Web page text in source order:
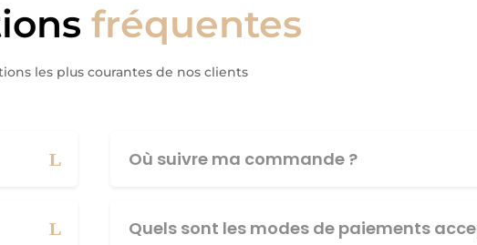
fréquentes
les plus courantes de nos clients
Où suivre ma commande ?
Quels sont les modes de paiements